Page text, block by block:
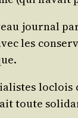
jour­nal
les
toute